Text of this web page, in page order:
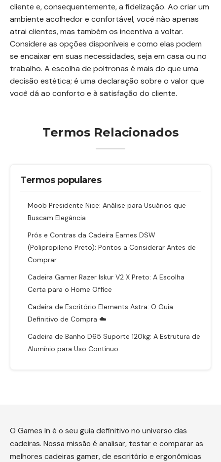
cliente e, consequentemente, a fidelização. Ao criar um
ambiente acolhedor e confortável, você não apenas
atrai clientes, mas também os incentiva a voltar.
Considere as opções disponíveis e como elas podem
se encaixar em suas necessidades, seja em casa ou no
trabalho. A escolha de poltronas é mais do que uma
decisão estética; é uma declaração sobre o valor que
você dá ao conforto e à satisfação do cliente.
Termos Relacionados
Termos populares
Moob Presidente Nice: Análise para Usuários que
Buscam Elegância
Prós e Contras da Cadeira Eames DSW
(Polipropileno Preto): Pontos a Considerar Antes de
Comprar
Cadeira Gamer Razer Iskur V2 X Preto: A Escolha
Certa para o Home Office
Cadeira de Escritório Elements Astra: O Guia
Definitivo de Compra ☁️
Cadeira de Banho D65 Suporte 120kg: A Estrutura de
Alumínio para Uso Contínuo.
O Games In é o seu guia definitivo no universo das
cadeiras. Nossa missão é analisar, testar e comparar as
melhores cadeiras gamer, de escritório e ergonômicas